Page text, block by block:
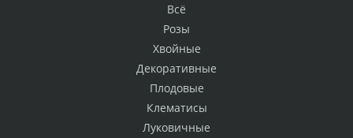
Всё
Розы
Хвойные
Декоративные
Плодовые
Клематисы
Луковичные